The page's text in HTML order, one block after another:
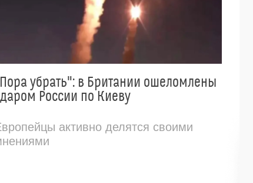
убрать": в Британии ошеломлены
России по Киеву
активно делятся своими